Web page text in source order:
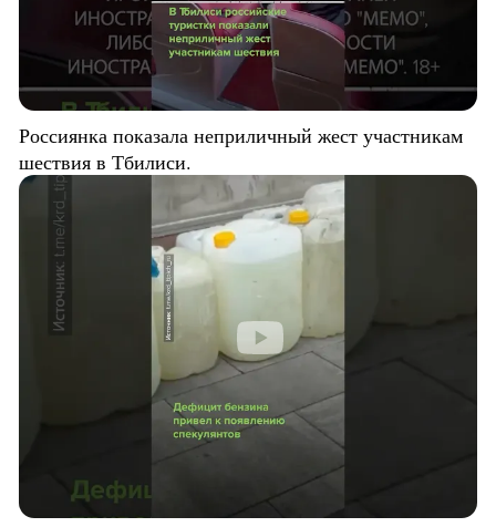
Россиянка показала неприличный жест участникам
шествия в Тбилиси.